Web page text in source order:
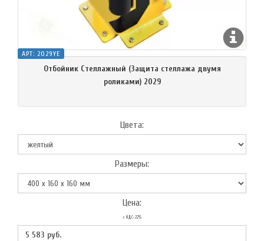
АРТ: 2029YE
Отбойник Стеллажный (Защита стеллажа двумя
роликами) 2029
Цвета:
Размеры:
Цена:
с НДС-22%
5 583 руб.